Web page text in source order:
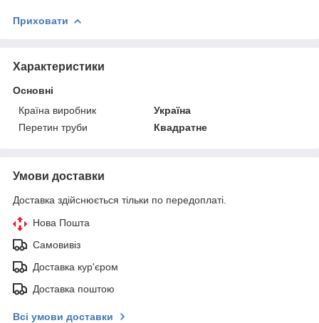
Приховати
Характеристики
Основні
Країна виробник
Україна
Перетин труби
Квадратне
Умови доставки
Доставка здійснюється тільки по передоплаті.
Нова Пошта
Самовивіз
Доставка кур'єром
Доставка поштою
Всі умови доставки